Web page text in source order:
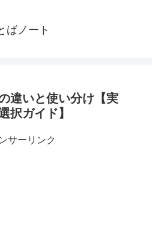
ばノート
違いと使い分け【実
択ガイド】
サーリンク